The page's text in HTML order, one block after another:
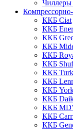
Чиллеры
ККБ Ciat
ККБ
ККБ
ККБ
ККБ
ККБ
ККБ
ККБ
ККБ
ККБ
ККБ
ККБ
ККБ